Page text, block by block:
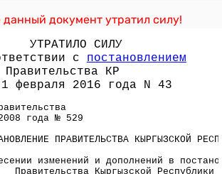
документ утратил силу!